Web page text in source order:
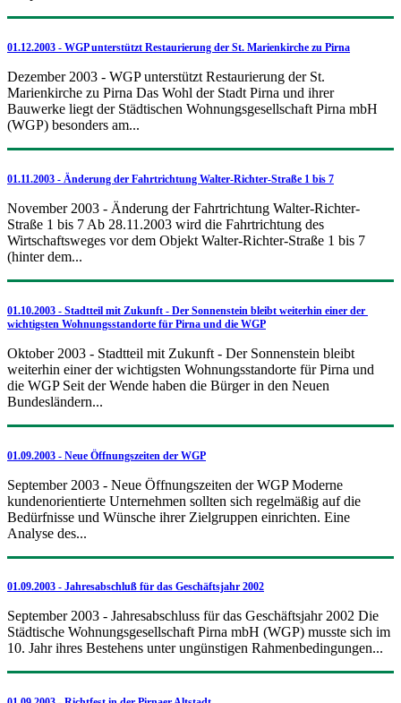
01.12.2003 - WGP unterstützt Restaurierung der St. Marienkirche zu Pirna
Dezember 2003 - WGP unterstützt Restaurierung der St.
Marienkirche zu Pirna Das Wohl der Stadt Pirna und ihrer
Bauwerke liegt der Städtischen Wohnungsgesellschaft Pirna mbH
(WGP) besonders am...
01.11.2003 - Änderung der Fahrtrichtung Walter-Richter-Straße 1 bis 7
November 2003 - Änderung der Fahrtrichtung Walter-Richter-
Straße 1 bis 7 Ab 28.11.2003 wird die Fahrtrichtung des
Wirtschaftsweges vor dem Objekt Walter-Richter-Straße 1 bis 7
(hinter dem...
01.10.2003 - Stadtteil mit Zukunft - Der Sonnenstein bleibt weiterhin einer der
wichtigsten Wohnungsstandorte für Pirna und die WGP
Oktober 2003 - Stadtteil mit Zukunft - Der Sonnenstein bleibt
weiterhin einer der wichtigsten Wohnungsstandorte für Pirna und
die WGP Seit der Wende haben die Bürger in den Neuen
Bundesländern...
01.09.2003 - Neue Öffnungszeiten der WGP
September 2003 - Neue Öffnungszeiten der WGP Moderne
kundenorientierte Unternehmen sollten sich regelmäßig auf die
Bedürfnisse und Wünsche ihrer Zielgruppen einrichten. Eine
Analyse des...
01.09.2003 - Jahresabschluß für das Geschäftsjahr 2002
September 2003 - Jahresabschluss für das Geschäftsjahr 2002 Die
Städtische Wohnungsgesellschaft Pirna mbH (WGP) musste sich im
10. Jahr ihres Bestehens unter ungünstigen Rahmenbedingungen...